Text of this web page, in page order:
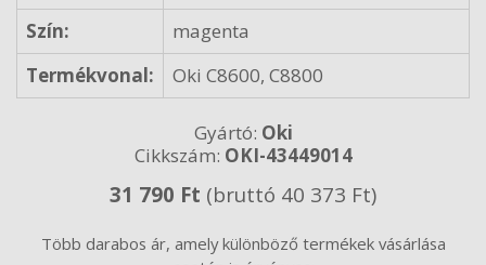
Szín:
magenta
Termékvonal:
Oki C8600, C8800
Gyártó: Oki
Cikkszám: OKI-43449014
31 790 Ft (bruttó 40 373 Ft)
Több darabos ár, amely különböző termékek vásárlása